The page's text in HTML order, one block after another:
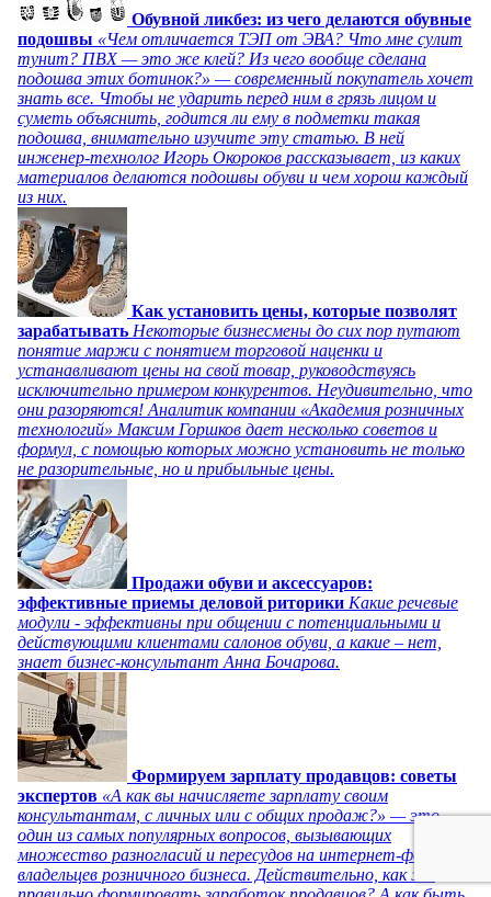
Обувной ликбез: из чего делаются обувные
подошвы «Чем отличается ТЭП от ЭВА? Что мне сулит
тунит? ПВХ — это же клей? Из чего вообще сделана
подошва этих ботинок?» — современный покупатель хочет
знать все. Чтобы не ударить перед ним в грязь лицом и
суметь объяснить, годится ли ему в подметки такая
подошва, внимательно изучите эту статью. В ней
инженер-технолог Игорь Окороков рассказывает, из каких
материалов делаются подошвы обуви и чем хорош каждый
из них.
Как установить цены, которые позволят
зарабатывать Некоторые бизнесмены до сих пор путают
понятие маржи с понятием торговой наценки и
устанавливают цены на свой товар, руководствуясь
исключительно примером конкурентов. Неудивительно, что
они разоряются! Аналитик компании «Академия розничных
технологий» Максим Горшков дает несколько советов и
формул, с помощью которых можно установить не только
не разорительные, но и прибыльные цены.
Продажи обуви и аксессуаров:
эффективные приемы деловой риторики Какие речевые
модули - эффективны при общении с потенциальными и
действующими клиентами салонов обуви, а какие – нет,
знает бизнес-консультант Анна Бочарова.
Формируем зарплату продавцов: советы
экспертов «А как вы начисляете зарплату своим
консультантам, с личных или с общих продаж?» — это
один из самых популярных вопросов, вызывающих
множество разногласий и пересудов на интернет-форумах
владельцев розничного бизнеса. Действительно, как же